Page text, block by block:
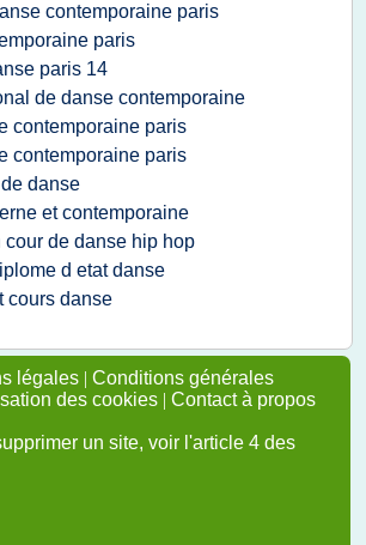
contemporaine paris
paris
paris 14
de danse contemporaine
contemporaine paris
contemporaine paris
danse
et contemporaine
cour de danse hip hop
d etat danse
cours danse
légales | Conditions générales
des cookies | Contact à propos
un site, voir l'article 4 des